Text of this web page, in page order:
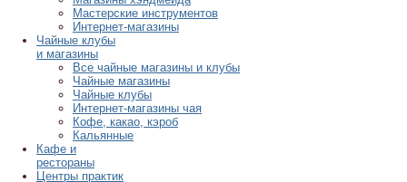
Мастерские инструментов
Интернет-магазины
Чайные клубы
и магазины
Все чайные магазины и клубы
Чайные магазины
Чайные клубы
Интернет-магазины чая
Кофе, какао, кэроб
Кальянные
Кафе и
рестораны
Центры практик